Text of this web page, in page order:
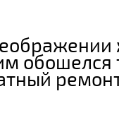
обошелся